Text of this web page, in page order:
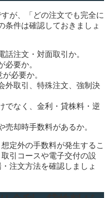
が、「どの注文でも完全に
条件は確認しておきましょ
話注文・対面取引か。
必要か。
必要か。
外取引、特殊注文、強制決
でなく、金利・貸株料・逆
却時手数料があるか。
定外の手数料が発生するこ
引コースや電子交付の設
注文方法を確認しましょ